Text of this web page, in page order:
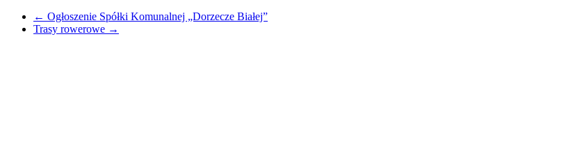
← Ogłoszenie Spółki Komunalnej „Dorzecze Białej”
Trasy rowerowe →